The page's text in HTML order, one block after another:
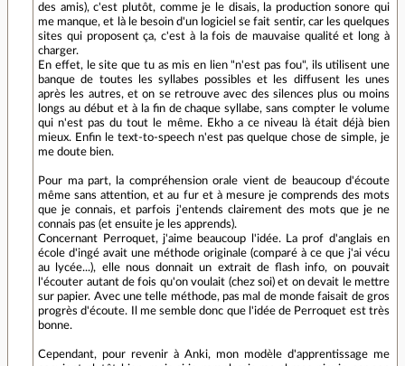
des amis), c'est plutôt, comme je le disais, la production sonore qui
me manque, et là le besoin d'un logiciel se fait sentir, car les quelques
sites qui proposent ça, c'est à la fois de mauvaise qualité et long à
charger.
En effet, le site que tu as mis en lien "n'est pas fou", ils utilisent une
banque de toutes les syllabes possibles et les diffusent les unes
après les autres, et on se retrouve avec des silences plus ou moins
longs au début et à la fin de chaque syllabe, sans compter le volume
qui n'est pas du tout le même. Ekho a ce niveau là était déjà bien
mieux. Enfin le text-to-speech n'est pas quelque chose de simple, je
me doute bien.
Pour ma part, la compréhension orale vient de beaucoup d'écoute
même sans attention, et au fur et à mesure je comprends des mots
que je connais, et parfois j'entends clairement des mots que je ne
connais pas (et ensuite je les apprends).
Concernant Perroquet, j'aime beaucoup l'idée. La prof d'anglais en
école d'ingé avait une méthode originale (comparé à ce que j'ai vécu
au lycée...), elle nous donnait un extrait de flash info, on pouvait
l'écouter autant de fois qu'on voulait (chez soi) et on devait le mettre
sur papier. Avec une telle méthode, pas mal de monde faisait de gros
progrès d'écoute. Il me semble donc que l'idée de Perroquet est très
bonne.
Cependant, pour revenir à Anki, mon modèle d'apprentissage me